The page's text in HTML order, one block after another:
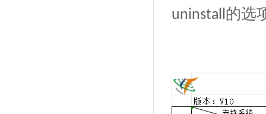
uninstall的选